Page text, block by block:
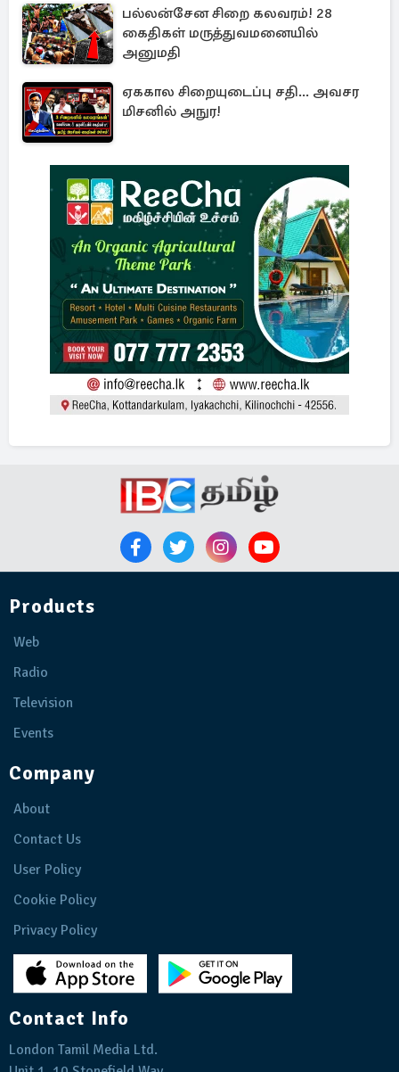
பல்லன்சேன சிறை கலவரம்! 28
கைதிகள் மருத்துவமனையில்
அனுமதி
ஏககால சிறையுடைப்பு சதி... அவசர
மிசனில் அநுர!
Products
Web
Radio
Television
Events
Company
About
Contact Us
User Policy
Cookie Policy
Privacy Policy
Contact Info
London Tamil Media Ltd.